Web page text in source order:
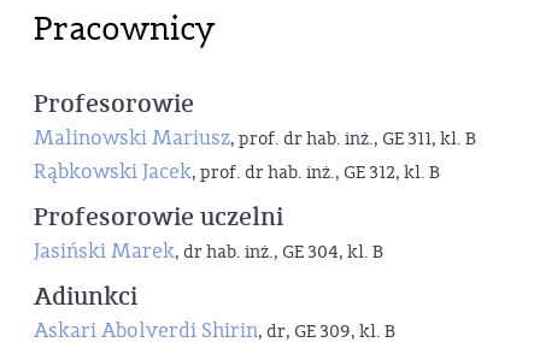
Pracownicy
Profesorowie
Malinowski Mariusz, prof. dr hab. inż., GE 311, kl. B
Rąbkowski Jacek, prof. dr hab. inż., GE 312, kl. B
Profesorowie uczelni
Jasiński Marek, dr hab. inż., GE 304, kl. B
Adiunkci
Askari Abolverdi Shirin, dr, GE 309, kl. B